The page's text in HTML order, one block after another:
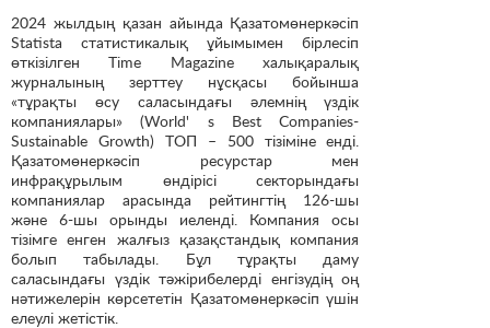
2024 жылдың қазан айында Қазатомөнеркәсіп
Statista статистикалық ұйымымен бірлесіп
өткізілген Time Magazine халықаралық
журналының зерттеу нұсқасы бойынша
«тұрақты өсу саласындағы әлемнің үздік
компаниялары» (World' s Best Companies-
Sustainable Growth) ТОП – 500 тізіміне енді.
Қазатомөнеркәсіп ресурстар мен
инфрақұрылым өндірісі секторындағы
компаниялар арасында рейтингтің 126-шы
және 6-шы орынды иеленді. Компания осы
тізімге енген жалғыз қазақстандық компания
болып табылады. Бұл тұрақты даму
саласындағы үздік тәжірибелерді енгізудің оң
нәтижелерін көрсететін Қазатомөнеркәсіп үшін
елеулі жетістік.